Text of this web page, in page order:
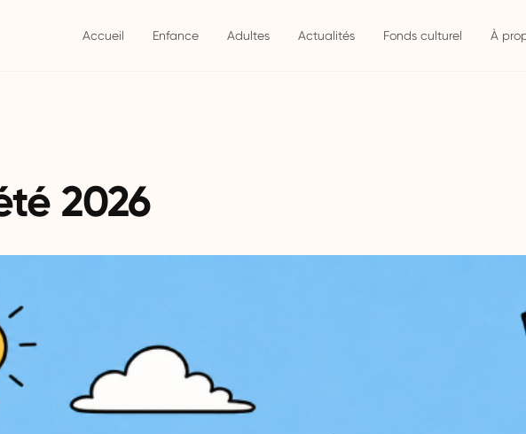
Accueil Enfance Adultes Actualités Fonds culturel À
2026